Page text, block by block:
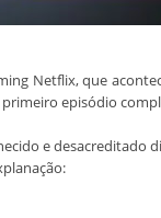
Netflix, que
episódio
e desacreditado